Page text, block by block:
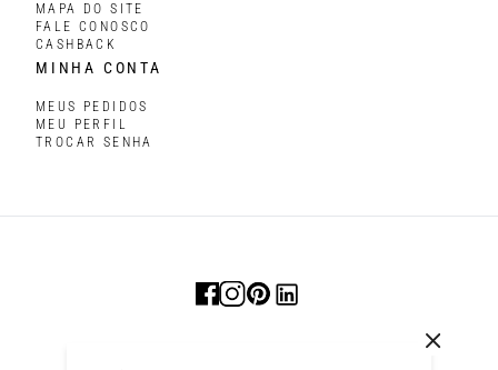
MAPA DO SITE
FALE CONOSCO
CASHBACK
MINHA CONTA
MEUS PEDIDOS
MEU PERFIL
TROCAR SENHA